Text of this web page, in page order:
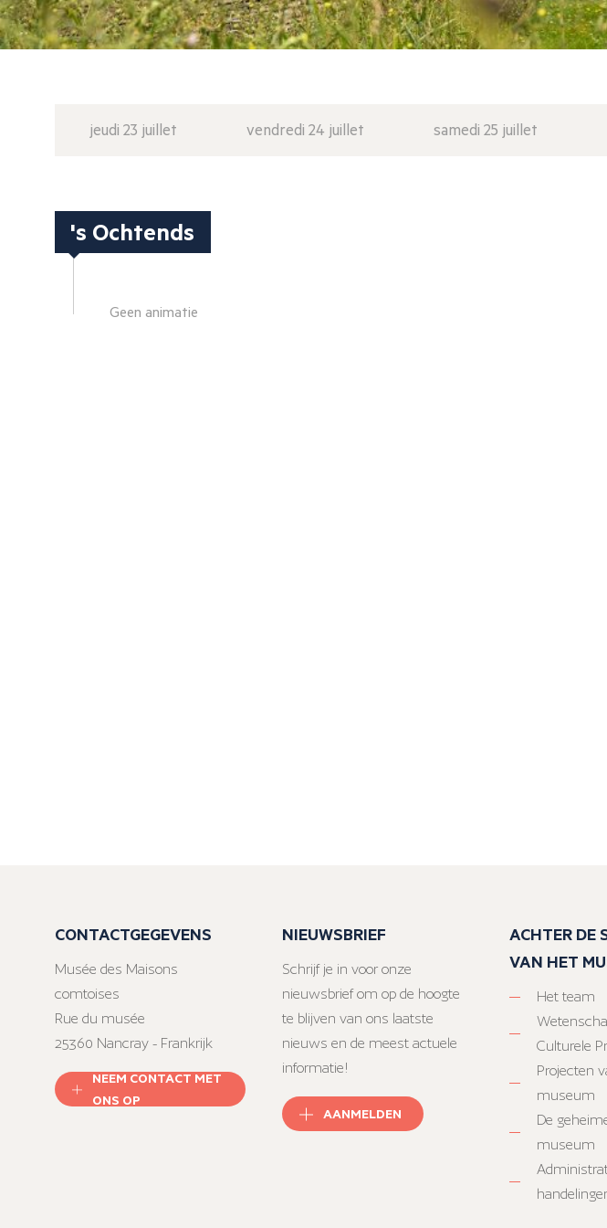
jeudi 23 juillet vendredi 24 juillet samedi 25 juillet
's Ochtends
Geen animatie
CONTACTGEGEVENS
Musée des Maisons
comtoises
Rue du musée
25360 Nancray - Frankrijk
NEEM CONTACT MET
ONS OP
NIEUWSBRIEF
Schrijf je in voor onze
nieuwsbrief om op de hoogte
te blijven van ons laatste
nieuws en de meest actuele
informatie!
AANMELDEN
ACHTER DE
VAN HET
Het team
Culturele
Projecten
museum
De
museum